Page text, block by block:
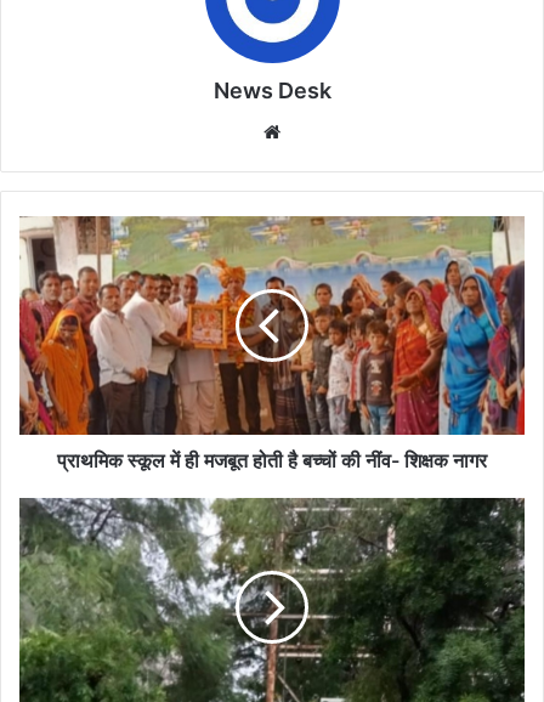
News Desk
प्राथमिक
स्कूल
ही
मजबूत
होती
बच्चों
की
नागर
प्राथमिक स्कूल में ही मजबूत होती है बच्चों की नींव- शिक्षक नागर
बरसते
पानी
में
बिजली
सेवा
और
फाल्ट
सुधार